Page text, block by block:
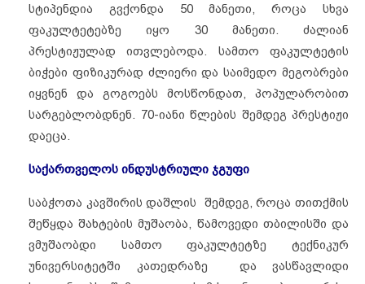
სტიპენდია გვქონდა 50 მანეთი, როცა სხვა
ფაკულტეტებზე იყო 30 მანეთი. ძალიან
პრესტიჟულად ითვლებოდა. სამთო ფაკულტეტის
ბიჭები ფიზიკურად ძლიერი და საიმედო მეგობრები
იყვნენ და გოგოებს მოსწონდათ, პოპულარობით
სარგებლობდნენ. 70-იანი წლების შემდეგ პრესტიჟი
დაეცა.
საქართველოს ინდუსტრიული ჯგუფი
საბჭოთა კავშირის დაშლის შემდეგ, როცა თითქმის
შეწყდა შახტების მუშაობა, წამოვედი თბილისში და
ვმუშაობდი სამთო ფაკულტეტზე ტექნიკურ
უნივერსიტეტში კათედრაზე და ვასწავლიდი